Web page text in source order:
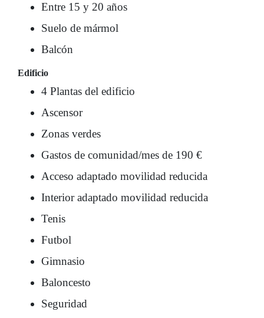
Entre 15 y 20 años
Suelo de mármol
Balcón
Edificio
4 Plantas del edificio
Ascensor
Zonas verdes
Gastos de comunidad/mes de 190 €
Acceso adaptado movilidad reducida
Interior adaptado movilidad reducida
Tenis
Futbol
Gimnasio
Baloncesto
Seguridad